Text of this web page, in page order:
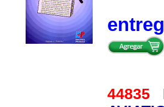
44835